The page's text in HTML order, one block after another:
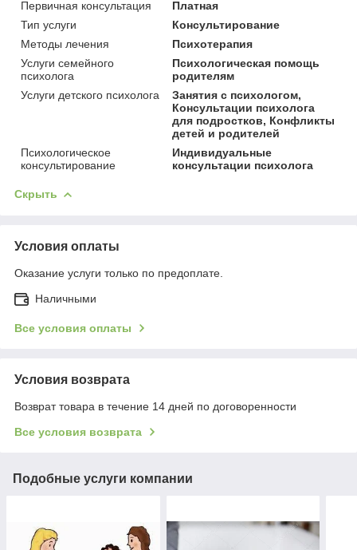
Первичная консультация
Платная
Тип услуги
Консультирование
Методы лечения
Психотерапия
Услуги семейного
психолога
Психологическая помощь
родителям
Услуги детского психолога
Занятия с психологом,
Консультации психолога
для подростков, Конфликты
детей и родителей
Психологическое
консультирование
Индивидуальные
консультации психолога
Скрыть
Условия оплаты
Оказание услуги только по предоплате.
Наличными
Все условия оплаты
Условия возврата
Возврат товара в течение 14 дней по договоренности
Все условия возврата
Подобные услуги компании